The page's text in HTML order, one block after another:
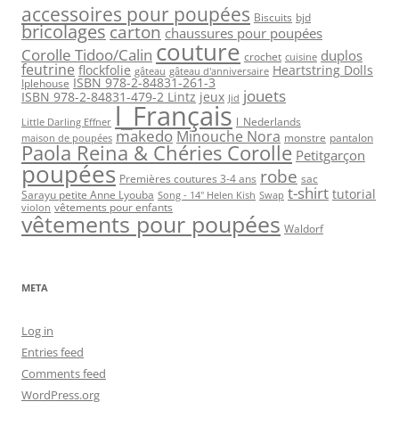
accessoires pour poupées Biscuits bjd
bricolagescarton chaussures pour poupées
Corolle Tidoo/Calin couture crochet cuisine duplos
feutrine flockfolie gâteau gâteau d'anniversaire Heartstring Dolls
Iplehouse ISBN 978-2-84831-261-3
ISBN 978-2-84831-479-2 Lintz jeux Jid jouets
Little Darling Effner l_Français l_Nederlands
maison de poupées makedoMinouche Nora monstre pantalon
Paola Reina & Chéries Corolle Petitgarçon
poupées Premières coutures 3-4 ans robe sac
Sarayu petite Anne Lyouba Song - 14" Helen Kish Swap t-shirt tutorial
violon vêtements pour enfants
vêtements pour poupées Waldorf
META
Log in
Entries feed
Comments feed
WordPress.org